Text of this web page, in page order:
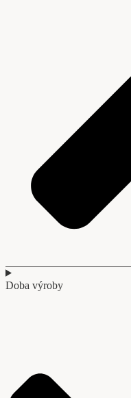
Doba výroby